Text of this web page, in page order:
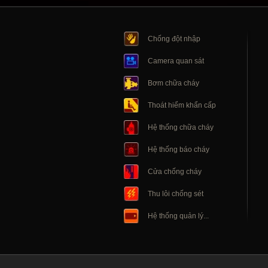
Chống đột nhập
Camera quan sát
Bơm chữa cháy
Thoát hiểm khẩn cấp
Hệ thống chữa cháy
Hệ thống báo cháy
Cửa chống cháy
Thu lôi chống sét
Hệ thống quản lý...